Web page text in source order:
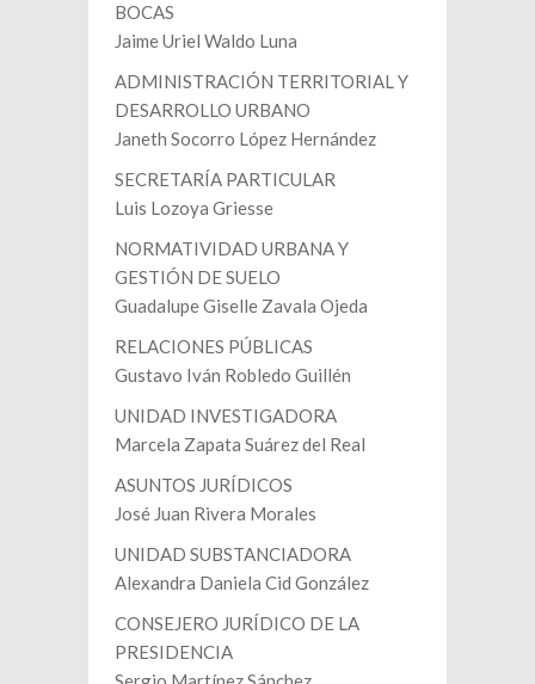
BOCAS
Jaime Uriel Waldo Luna
ADMINISTRACIÓN TERRITORIAL Y
DESARROLLO URBANO
Janeth Socorro López Hernández
SECRETARÍA PARTICULAR
Luis Lozoya Griesse
NORMATIVIDAD URBANA Y
GESTIÓN DE SUELO
Guadalupe Giselle Zavala Ojeda
RELACIONES PÚBLICAS
Gustavo Iván Robledo Guillén
UNIDAD INVESTIGADORA
Marcela Zapata Suárez del Real
ASUNTOS JURÍDICOS
José Juan Rivera Morales
UNIDAD SUBSTANCIADORA
Alexandra Daniela Cid González
CONSEJERO JURÍDICO DE LA
PRESIDENCIA